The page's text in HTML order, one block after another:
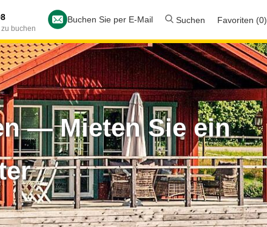
buchen
Buchen Sie per E-Mail Suchen Favoriten (0)
— Mieten Sie ein